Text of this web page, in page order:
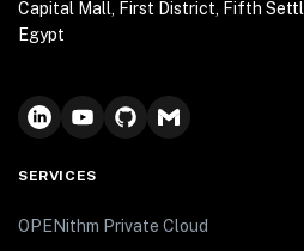
Capital Mall, First District, Fifth
Egypt
SERVICES
OPENithm Private Cloud